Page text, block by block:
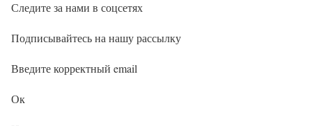
Следите за нами в соцсетях
Подписывайтесь на нашу рассылку
Введите корректный email
Ок